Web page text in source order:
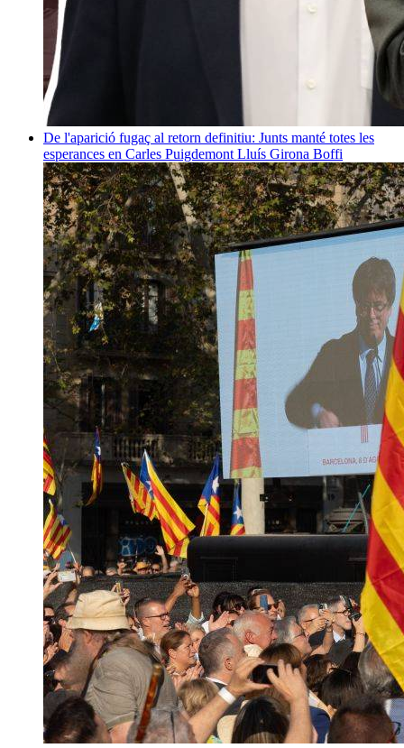
De l'aparició fugaç al retorn definitiu: Junts manté totes les
esperances en Carles Puigdemont Lluís Girona Boffi